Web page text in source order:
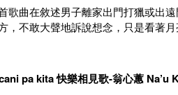
歌曲在敘述男子離家出門打獵或出
，不敢大聲地訴說想念，只是看著
pa kita快樂相見歌-翁心蕙 Na’u